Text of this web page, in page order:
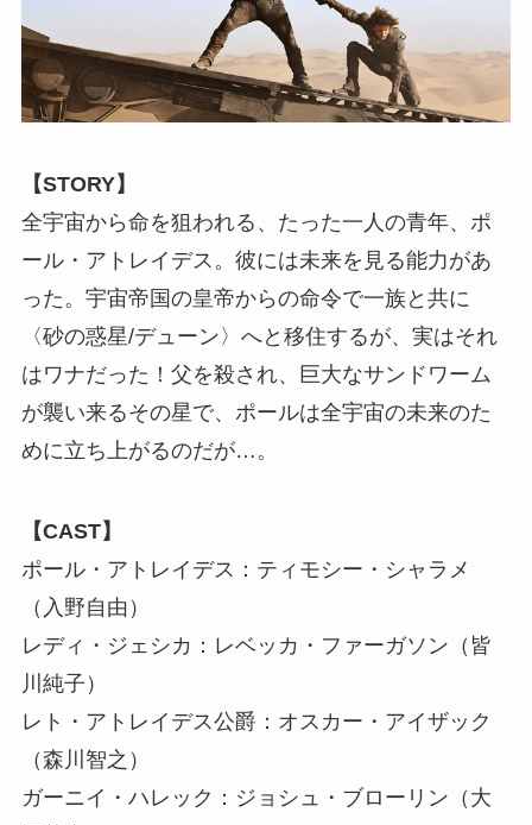
【STORY】
全宇宙から命を狙われる、たった一人の青年、ポ
ール・アトレイデス。彼には未来を見る能力があ
った。宇宙帝国の皇帝からの命令で一族と共に
〈砂の惑星/デューン〉へと移住するが、実はそれ
はワナだった！父を殺され、巨大なサンドワーム
が襲い来るその星で、ポールは全宇宙の未来のた
めに立ち上がるのだが…。
【CAST】
ポール・アトレイデス：ティモシー・シャラメ
（入野自由）
レディ・ジェシカ：レベッカ・ファーガソン（皆
川純子）
レト・アトレイデス公爵：オスカー・アイザック
（森川智之）
ガーニイ・ハレック：ジョシュ・ブローリン（大